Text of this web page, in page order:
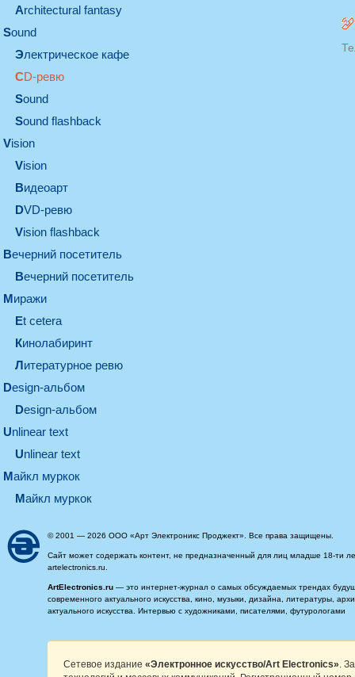
architectural fantasy
sound
электрическое кафе
CD-ревю
sound
Sound flashback
vision
vision
видеоарт
DVD-ревю
Vision flashback
вечерний посетитель
вечерний посетитель
миражи
et cetera
кинолабиринт
литературное ревю
design-альбом
design-альбом
unlinear text
Unlinear text
майкл муркок
майкл муркок
© 2001 — 2026 ООО «Арт Электроникс Проджект». Все права защищены.
Сайт может содержать контент, не предназначенный для лиц младше 18-ти
artelectronics.ru.
ArtElectronics.ru — это интернет-журнал о самых обсуждаемых трендах
современного актуального искусства, кино, музыки, дизайна, литературы,
актуального искусства. Интервью с художниками, писателями, футурологами
Сетевое издание «Электронное искусство/Art Electronics» .